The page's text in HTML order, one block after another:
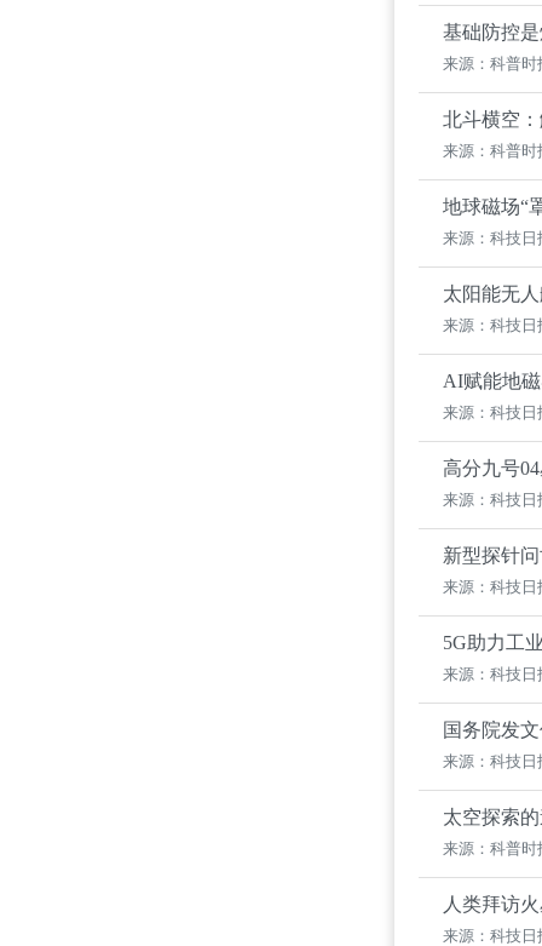
基础防控
来源：科普时
北斗横空
来源：科普时
地球磁场“
来源：科技日
太阳能无
来源：科技日
AI赋能地
来源：科技日
高分九号
来源：科技日
新型探针
来源：科技日
5G助力工
来源：科技日
国务院发
来源：科技日
太空探索
来源：科普时
人类拜访
来源：科技日